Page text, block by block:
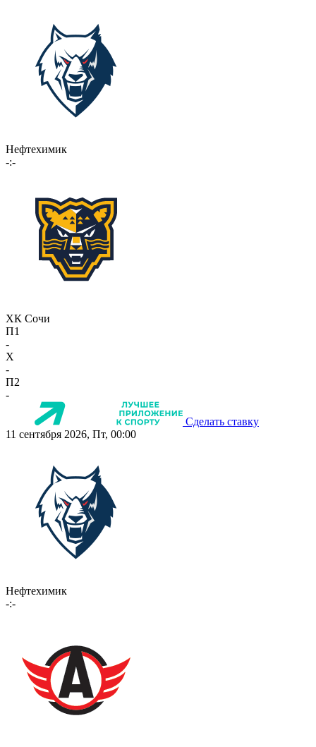
Нефтехимик
-:-
ХК Сочи
П1
-
X
-
П2
-
Сделать ставку
11 сентября 2026, Пт, 00:00
Нефтехимик
-:-